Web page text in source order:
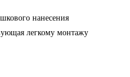
нанесения
легкому монтажу